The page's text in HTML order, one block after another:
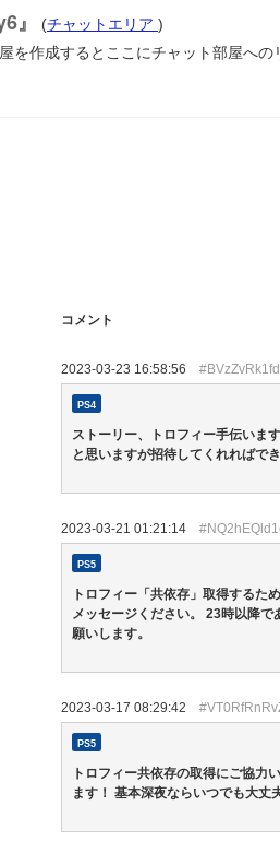
』 (チャットエリア )
作成するとここにチャット部屋への
コメント
2023-03-23 16:58:56
PS4
ストーリー、トロフィー手伝いま
と思いますが招待してくれればで
2023-03-21 01:21:14
PS5
トロフィー「共依存」取得するた
メッセージください。 23時以降
願いします。
2023-03-17 08:29:42
PS5
トロフィー共依存の取得にご協力
ます！ 基本深夜ならいつでも大丈